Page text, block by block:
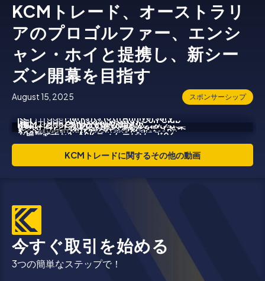
KCMトレード、オーストラリ
アのプロゴルファー、エンシ
ャン・ホイと提携し、新シー
ズン開幕を目指す
August 15, 2025 スポンサーシップ
Marks Its 10th Anniversary
with Successful Launch of Jason Lau's
Corporate Video
Sponsors Medway Golf Club
for the Third Consecutive Year,
Launching “Hole-in-One” Challenge
Joins Thai Lifestyle
Community MUTEYOU and Monster Run
Bkk to Host Community Running Event
Celebrates Its 10th
Anniversary with Exclusive Sailing
Sponsorship in Sydney
KCMトレードグローバルパートナーガラ
2025
市場アナリストとして最も満足感を感じるこ
とは何ですか?- ASK ティム エピソード06
KCMトレードが正式に巨大なビルボードを乗
っ取った
KCMトレードに関するその他の動画
今すぐ取引を始める
3つの簡単なステップで！